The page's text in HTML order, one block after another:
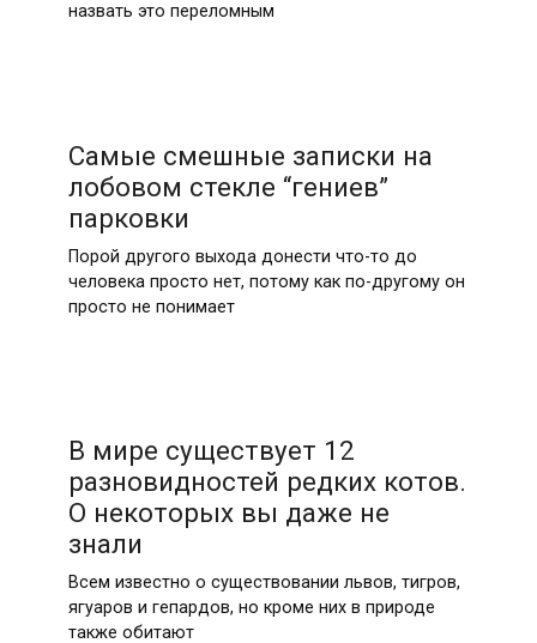
назвать это переломным
Самые смешные записки на
лобовом стекле “гениев”
парковки
Порой другого выхода донести что-то до
человека просто нет, потому как по-другому он
просто не понимает
В мире существует 12
разновидностей редких котов.
О некоторых вы даже не
знали
Всем известно о существовании львов, тигров,
ягуаров и гепардов, но кроме них в природе
также обитают